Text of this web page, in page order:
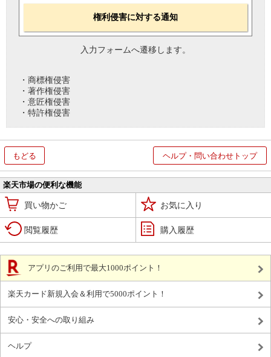
権利侵害に対する通知
入力フォームへ遷移します。
・商標権侵害
・著作権侵害
・意匠権侵害
・特許権侵害
もどる ヘルプ・問い合わせトップ
楽天市場の便利な機能
買い物かご お気に入り
閲覧履歴 購入履歴
アプリのご利用で最大1000ポイント！
楽天カード新規入会＆利用で5000ポイント！
安心・安全への取り組み
ヘルプ